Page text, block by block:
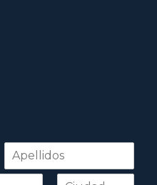
Apellidos